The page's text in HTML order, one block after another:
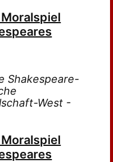
Shakespeare-
West -